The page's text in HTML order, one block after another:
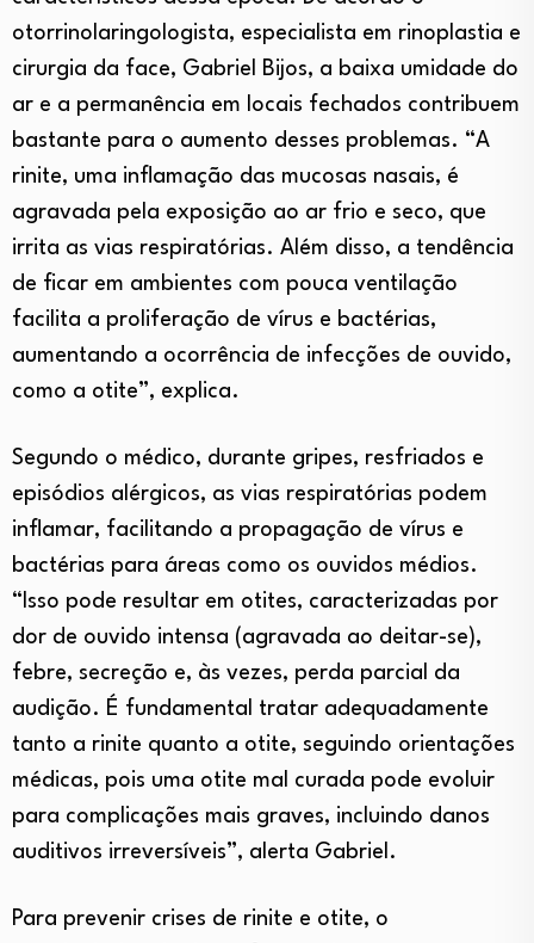
otorrinolaringologista, especialista em rinoplastia e
cirurgia da face, Gabriel Bijos, a baixa umidade do
ar e a permanência em locais fechados contribuem
bastante para o aumento desses problemas. “A
rinite, uma inflamação das mucosas nasais, é
agravada pela exposição ao ar frio e seco, que
irrita as vias respiratórias. Além disso, a tendência
de ficar em ambientes com pouca ventilação
facilita a proliferação de vírus e bactérias,
aumentando a ocorrência de infecções de ouvido,
como a otite”, explica.
Segundo o médico, durante gripes, resfriados e
episódios alérgicos, as vias respiratórias podem
inflamar, facilitando a propagação de vírus e
bactérias para áreas como os ouvidos médios.
“Isso pode resultar em otites, caracterizadas por
dor de ouvido intensa (agravada ao deitar-se),
febre, secreção e, às vezes, perda parcial da
audição. É fundamental tratar adequadamente
tanto a rinite quanto a otite, seguindo orientações
médicas, pois uma otite mal curada pode evoluir
para complicações mais graves, incluindo danos
auditivos irreversíveis”, alerta Gabriel.
Para prevenir crises de rinite e otite, o